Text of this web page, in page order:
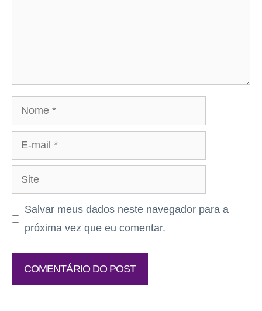
Nome
mail
Site
Salvar meus dados neste navegador para a
próxima vez que eu comentar.